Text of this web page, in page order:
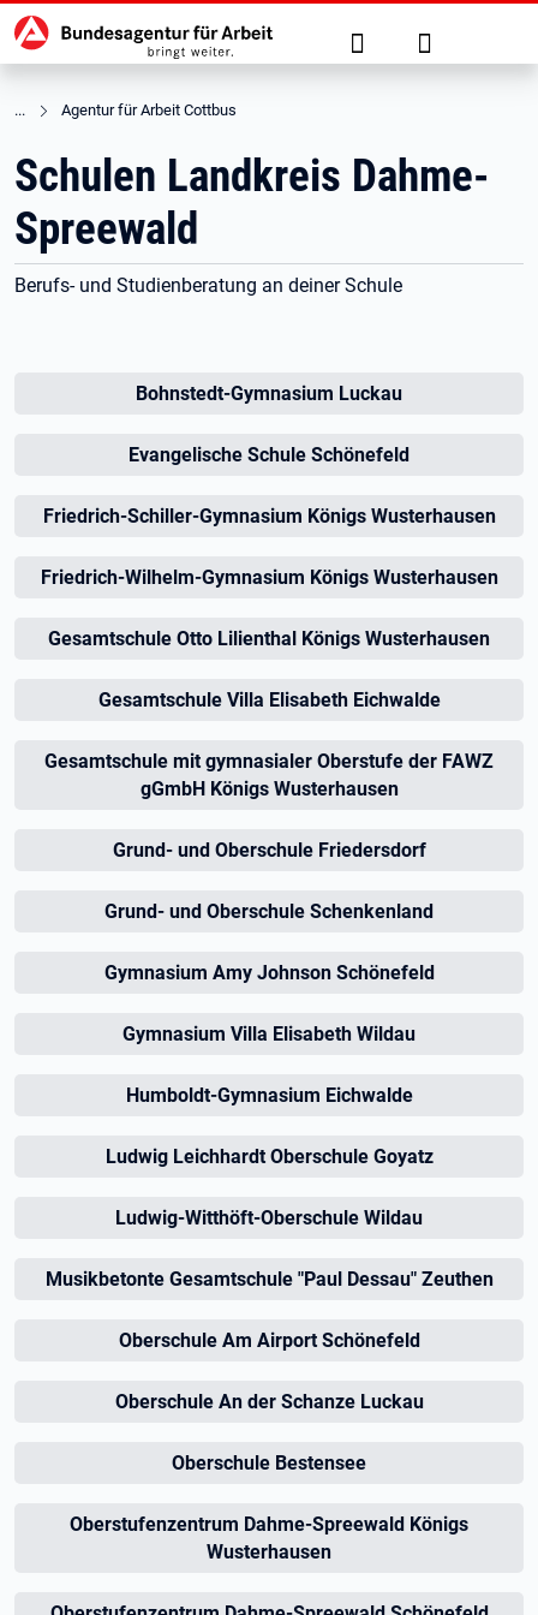
zu den Hauptinhalten springen
Hauptnavigation Suche Anmelden
Agentur für Arbeit Cottbus
Schulen Landkreis Dahme-
Spreewald
Berufs- und Studienberatung an deiner Schule
Bohnstedt-Gymnasium Luckau
Evangelische Schule Schönefeld
Friedrich-Schiller-Gymnasium Königs Wusterhausen
Friedrich-Wilhelm-Gymnasium Königs Wusterhausen
Gesamtschule Otto Lilienthal Königs Wusterhausen
Gesamtschule Villa Elisabeth Eichwalde
Gesamtschule mit gymnasialer Oberstufe der FAWZ
gGmbH Königs Wusterhausen
Grund- und Oberschule Friedersdorf
Grund- und Oberschule Schenkenland
Gymnasium Amy Johnson Schönefeld
Gymnasium Villa Elisabeth Wildau
Humboldt-Gymnasium Eichwalde
Ludwig Leichhardt Oberschule Goyatz
Ludwig-Witthöft-Oberschule Wildau
Musikbetonte Gesamtschule "Paul Dessau" Zeuthen
Oberschule Am Airport Schönefeld
Oberschule An der Schanze Luckau
Oberschule Bestensee
Oberstufenzentrum Dahme-Spreewald Königs
Wusterhausen